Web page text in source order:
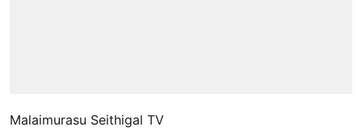
Malaimurasu Seithigal TV